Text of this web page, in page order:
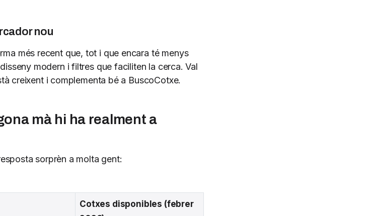
nou
més recent que, tot i que encara té menys
modern i filtres que faciliten la cerca. Val
creixent i complementa bé a BuscoCotxe.
mà hi ha realment a
sorprèn a molta gent:
Cotxes disponibles (febrer